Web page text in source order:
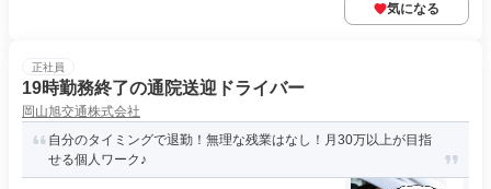
気になる
正社員
19時勤務終了の通院送迎ドライバー
岡山旭交通株式会社
自分のタイミングで退勤！無理な残業はなし！月30万以上が目指
せる個人ワーク♪